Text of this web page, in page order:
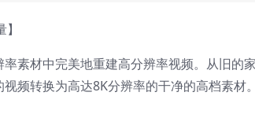
素材中完美地重建高分辨率视频。从旧的
频转换为高达8K分辨率的干净的高档素材。